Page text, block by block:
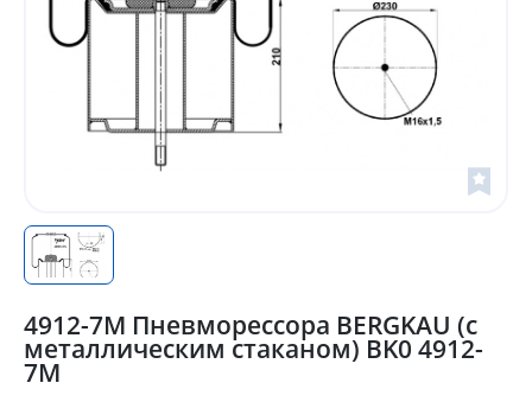
4912-7M Пневморессора BERGKAU (с
металлическим стаканом) BK0 4912-
7M